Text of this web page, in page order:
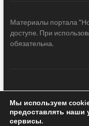
Материалы портала
доступе. При
обязательна.
Новости Грузии| Black
Design & development —
Мы используем
предоставлять наши
сервисы.